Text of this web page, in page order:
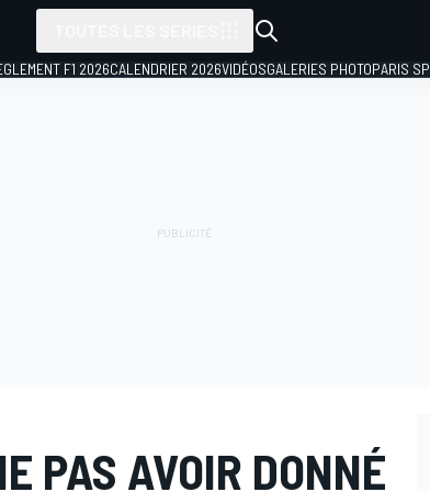
F1 2026CALENDRIER 2026VIDÉOSGALERIES PHOTOPARIS
PAS AVOIR DONNÉ